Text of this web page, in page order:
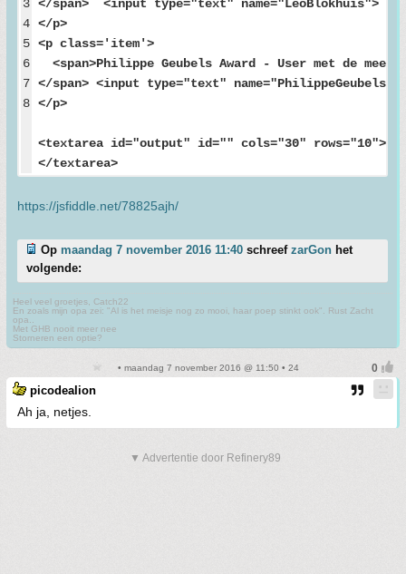
3
4
5
6
7
8
</span> <input type="text" name="LeoBlokhuis">
</p>
<p class='item'>
<span>Philippe Geubels Award - User met de meest
</span> <input type="text" name="PhilippeGeubels">
</p>
<textarea id="output" id="" cols="30" rows="10">
</textarea>
https://jsfiddle.net/78825ajh/
Op maandag 7 november 2016 11:40 schreef zarGon het
volgende:
Heel veel groetjes, Catch22
En zoals mijn opa zei: "Al is het meisje nog zo mooi, haar poep stinkt ook". Rust Zacht
opa..
Met GHB nooit meer nee
Storneren een optie?
• maandag 7 november 2016 @ 11:50 • 24
picodealion
Ah ja, netjes.
▼ Advertentie door Refinery89